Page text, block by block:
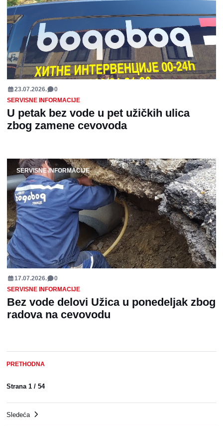
23.07.2026.
0
SERVISNE INFORMACIJE
U petak bez vode u pet užičkih ulica
zbog zamene cevovoda
SERVISNE INFORMACIJE
17.07.2026.
0
SERVISNE INFORMACIJE
Bez vode delovi Užica u ponedeljak zbog
radova na cevovodu
PRETHODNA
Strana 1 / 54
Sledeća